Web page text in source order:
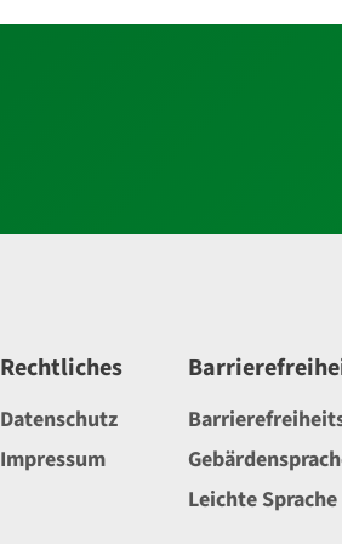
Rechtliches
Datenschutz
Impressum
Leichte Sprache